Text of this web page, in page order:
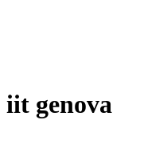
iit genova